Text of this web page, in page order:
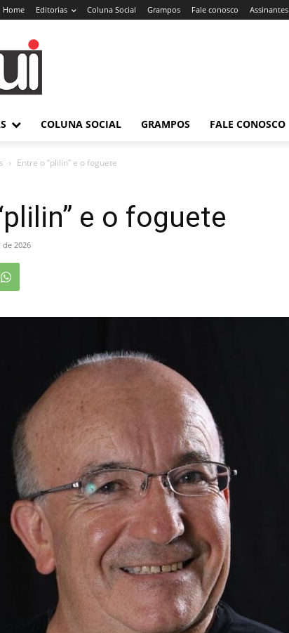
Home Editorias Coluna Social Grampos Fale conosco Assinantes
COLUNA SOCIAL GRAMPOS FALE CONOSCO
Entre o “plilin” e o foguete
e o foguete
2026